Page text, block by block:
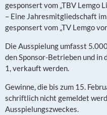
gesponsert vom „TBV Lemgo
– Eine Jahresmitgliedschaft
gesponsert vom „TV Lemgo
Die Ausspielung umfasst
den Sponsor-Betrieben und
1, verkauft werden.
Gewinne, die bis zum 15.
schriftlich nicht gemeldet
Ausspielungszweckes.